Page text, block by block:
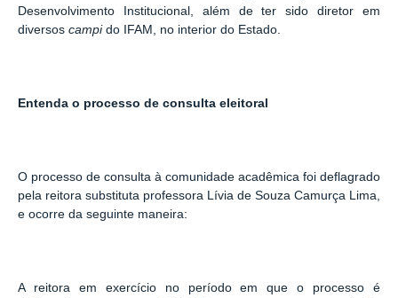
Desenvolvimento Institucional, além de ter sido diretor em
diversos campi do IFAM, no interior do Estado.
Entenda o processo de consulta eleitoral
O processo de consulta à comunidade acadêmica foi deflagrado
pela reitora substituta professora Lívia de Souza Camurça Lima,
e ocorre da seguinte maneira:
A reitora em exercício no período em que o processo é